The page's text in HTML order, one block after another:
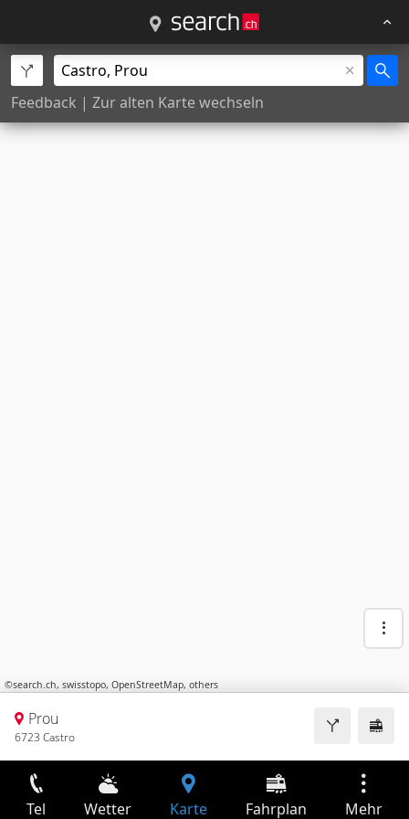
Feedback | Zur alten Karte wechseln
©search.ch, swisstopo, OpenStreetMap, others
Prou
6723 Castro
Tel Wetter Karte Fahrplan Mehr